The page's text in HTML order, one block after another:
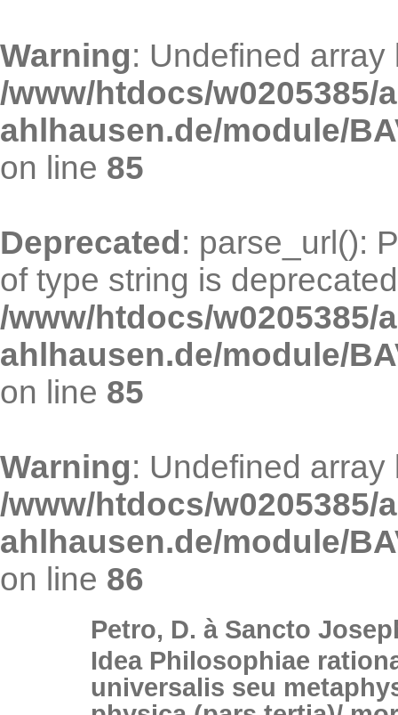
Warning: Undefined
/www/htdocs/
ahlhausen.de/module/
on line 85
Deprecated : parse_url():
of type string is
/www/htdocs/
ahlhausen.de/module/
on line 85
Warning: Undefined array
/www/htdocs/
ahlhausen.de/module/
on line 86
Petro, D. à Sancto
Idea Philosophiae
universalis seu